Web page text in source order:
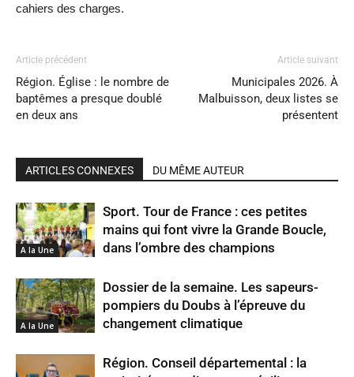
cahiers des charges.
Article précédent
Région. Église : le nombre de
baptêmes a presque doublé
en deux ans
Article suivant
Municipales 2026. À
Malbuisson, deux listes se
présentent
ARTICLES CONNEXES DU MÊME AUTEUR
A la Une
Sport. Tour de France : ces petites
mains qui font vivre la Grande Boucle,
dans l’ombre des champions
A la Une
Dossier de la semaine. Les sapeurs-
pompiers du Doubs à l’épreuve du
changement climatique
Région. Conseil départemental : la